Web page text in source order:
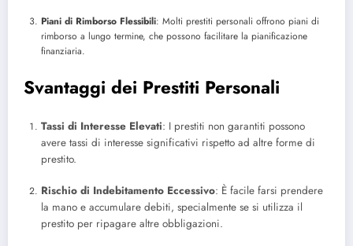
Piani di Rimborso Flessibili: Molti prestiti personali offrono piani di
rimborso a lungo termine, che possono facilitare la pianificazione
finanziaria.
Svantaggi dei Prestiti Personali
Tassi di Interesse Elevati: I prestiti non garantiti possono
avere tassi di interesse significativi rispetto ad altre forme di
prestito.
Rischio di Indebitamento Eccessivo: È facile farsi prendere
la mano e accumulare debiti, specialmente se si utilizza il
prestito per ripagare altre obbligazioni.